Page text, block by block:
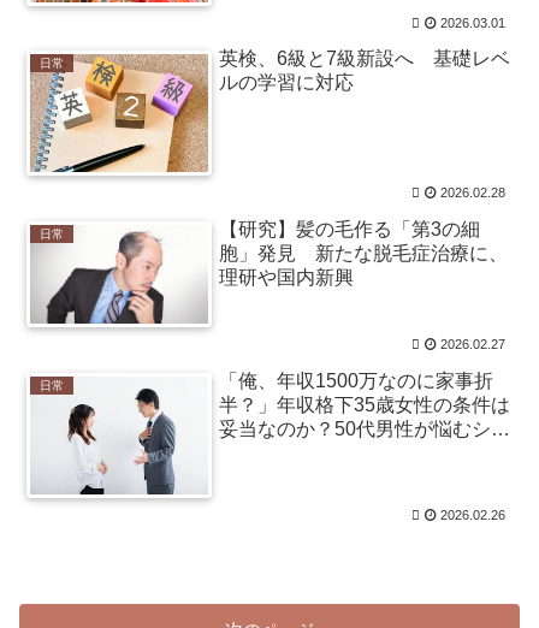
2026.03.01
日常
英検、6級と7級新設へ 基礎レベ
ルの学習に対応
2026.02.28
日常
【研究】髪の毛作る「第3の細
胞」発見 新たな脱毛症治療に、
理研や国内新興
2026.02.27
日常
「俺、年収1500万なのに家事折
半？」年収格下35歳女性の条件は
妥当なのか？50代男性が悩むシニ
2026.02.26